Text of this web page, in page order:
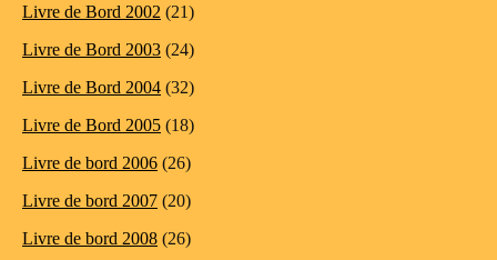
Livre de Bord 2002 (21)
Livre de Bord 2003 (24)
Livre de Bord 2004 (32)
Livre de Bord 2005 (18)
Livre de bord 2006 (26)
Livre de bord 2007 (20)
Livre de bord 2008 (26)